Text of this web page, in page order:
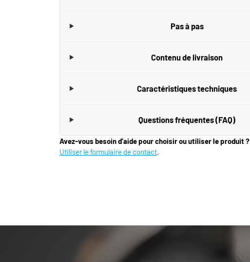
Pas à pas
Contenu de livraison
Caractéristiques techniques
Questions fréquentes (FAQ)
Avez-vous besoin d’aide pour choisir ou utiliser le produit ?
Utiliser le formulaire de contact.